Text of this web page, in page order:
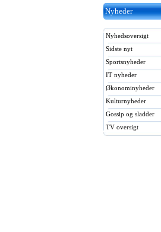
Nyheder
Nyhedsoversigt
Sidste nyt
Sportsnyheder
IT nyheder
Økonominyheder
Kulturnyheder
Gossip og sladder
TV oversigt